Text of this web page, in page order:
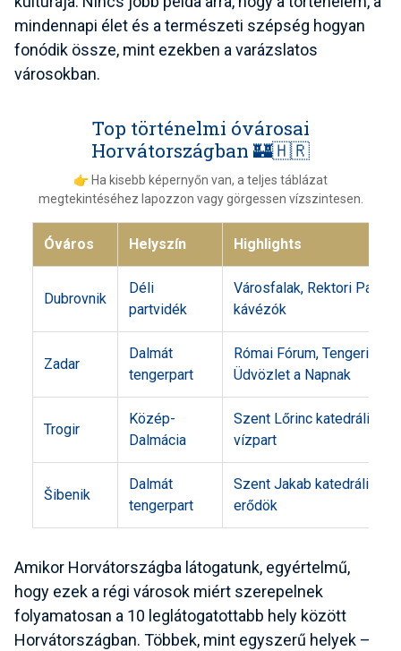
mindennapi élet és a természeti szépség hogyan
fonódik össze, mint ezekben a varázslatos
városokban.
Top történelmi óvárosai
Horvátországban 🏰🇭🇷
👉 Ha kisebb képernyőn van, a teljes táblázat
megtekintéséhez lapozzon vagy görgessen vízszintesen.
Óváros Helyszín Highlights
Dubrovnik
Déli
partvidék
Városfalak, Rektori
kávézók
Zadar
Dalmát
tengerpart
Római Fórum, Tengeri
Üdvözlet a Napnak
Trogir
Közép-
Dalmácia
Szent Lőrinc katedrális,
vízpart
Šibenik
Dalmát
tengerpart
Szent Jakab katedrális,
erődök
Amikor Horvátországba látogatunk, egyértelmű,
hogy ezek a régi városok miért szerepelnek
folyamatosan a 10 leglátogatottabb hely között
Horvátországban. Többek, mint egyszerű helyek –